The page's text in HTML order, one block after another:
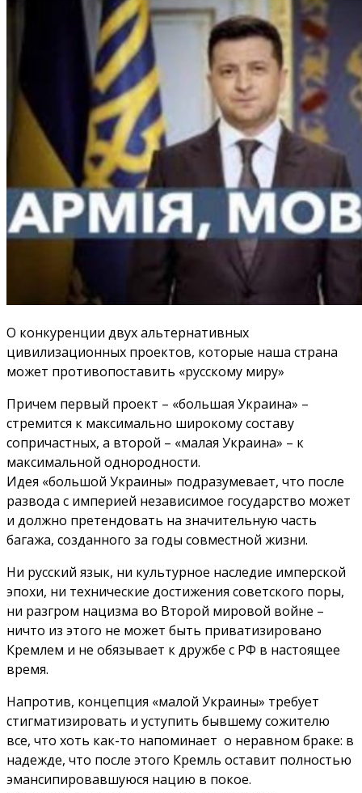
О конкуренции двух альтернативных
цивилизационных проектов, которые наша страна
может противопоставить «русскому миру»
Причем первый проект – «большая Украина» –
стремится к максимально широкому составу
сопричастных, а второй – «малая Украина» – к
максимальной однородности.
Идея «большой Украины» подразумевает, что после
развода с империей независимое государство может
и должно претендовать на значительную часть
багажа, созданного за годы совместной жизни.
Ни русский язык, ни культурное наследие имперской
эпохи, ни технические достижения советского поры,
ни разгром нацизма во Второй мировой войне –
ничто из этого не может быть приватизировано
Кремлем и не обязывает к дружбе с РФ в настоящее
время.
Напротив, концепция «малой Украины» требует
стигматизировать и уступить бывшему сожителю
все, что хоть как-то напоминает о неравном браке: в
надежде, что после этого Кремль оставит полностью
эмансипировавшуюся нацию в покое.